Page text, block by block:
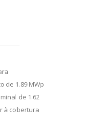
de 1.89 MWp
de 1.62
à cobertura